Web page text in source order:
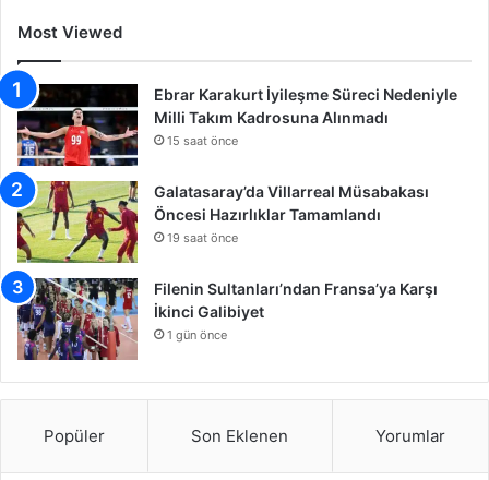
Most Viewed
Ebrar Karakurt İyileşme Süreci Nedeniyle
Milli Takım Kadrosuna Alınmadı
15 saat önce
Galatasaray’da Villarreal Müsabakası
Öncesi Hazırlıklar Tamamlandı
19 saat önce
Filenin Sultanları’ndan Fransa’ya Karşı
İkinci Galibiyet
1 gün önce
Popüler Son Eklenen Yorumlar